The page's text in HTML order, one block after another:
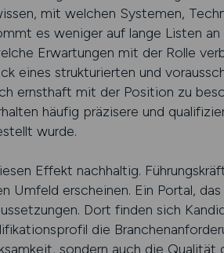
mit welchen Systemen,
es weniger auf lange Listen an
Erwartungen mit der Rolle
eines strukturierten und
ernsthaft mit der Position zu
häufig präzisere und
wurde.
Effekt nachhaltig.
Umfeld erscheinen. Ein Portal,
Dort finden sich
die
sondern auch die Qualität